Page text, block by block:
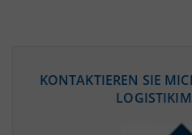
(STAND: 12/
KONTAKTIEREN SIE